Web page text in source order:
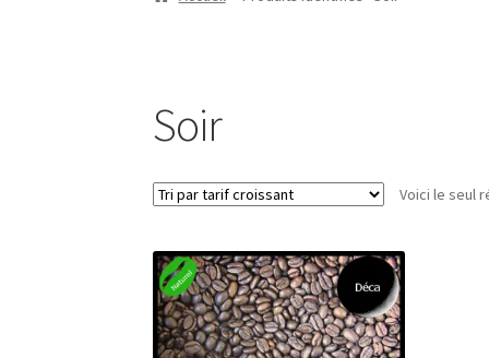
Soir
Voici le seul